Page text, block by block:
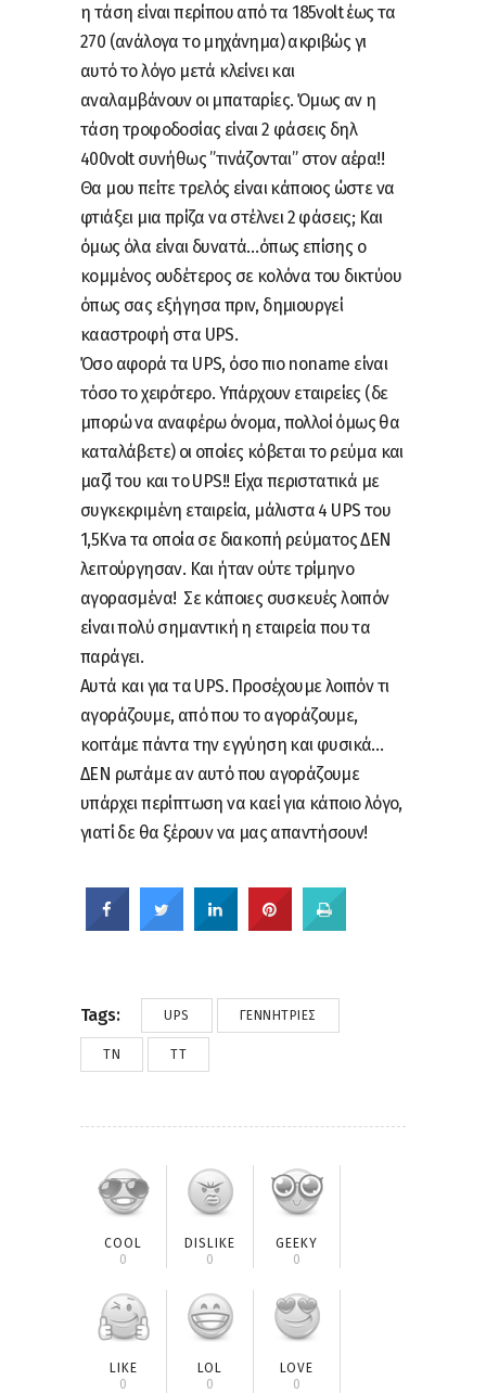
η τάση είναι περίπου από τα 185volt έως τα
270 (ανάλογα το μηχάνημα) ακριβώς γι
αυτό το λόγο μετά κλείνει και
αναλαμβάνουν οι μπαταρίες. Όμως αν η
τάση τροφοδοσίας είναι 2 φάσεις δηλ
400volt συνήθως ”τινάζονται” στον αέρα!!
Θα μου πείτε τρελός είναι κάποιος ώστε να
φτιάξει μια πρίζα να στέλνει 2 φάσεις; Και
όμως όλα είναι δυνατά…όπως επίσης ο
κομμένος ουδέτερος σε κολόνα του δικτύου
όπως σας εξήγησα πριν, δημιουργεί
κααστροφή στα UPS.
Όσο αφορά τα UPS, όσο πιο noname είναι
τόσο το χειρότερο. Υπάρχουν εταιρείες (δε
μπορώ να αναφέρω όνομα, πολλοί όμως θα
καταλάβετε) οι οποίες κόβεται το ρεύμα και
μαζί του και το UPS!! Είχα περιστατικά με
συγκεκριμένη εταιρεία, μάλιστα 4 UPS του
1,5Kva τα οποία σε διακοπή ρεύματος ΔΕΝ
λειτούργησαν. Και ήταν ούτε τρίμηνο
αγορασμένα! Σε κάποιες συσκευές λοιπόν
είναι πολύ σημαντική η εταιρεία που τα
παράγει.
Αυτά και για τα UPS. Προσέχουμε λοιπόν τι
αγοράζουμε, από που το αγοράζουμε,
κοιτάμε πάντα την εγγύηση και φυσικά…
ΔΕΝ ρωτάμε αν αυτό που αγοράζουμε
υπάρχει περίπτωση να καεί για κάποιο λόγο,
γιατί δε θα ξέρουν να μας απαντήσουν!
Tags: UPS ΓΕΝΝΉΤΡΙΕΣ
ΤΝ ΤΤ
COOL
0
DISLIKE
0
GEEKY
0
LIKE
0
LOL
0
LOVE
0